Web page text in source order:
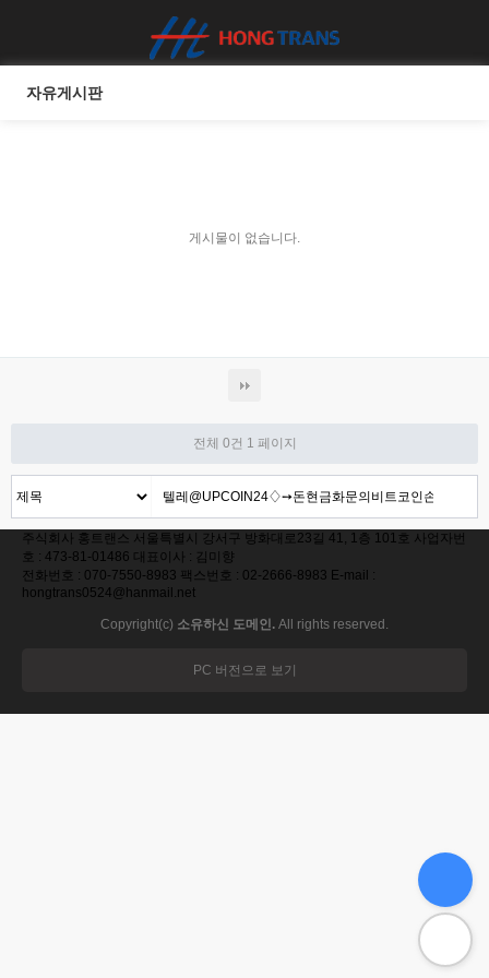
자유게시판
게시물이 없습니다.
전체 0건 1 페이지
주식회사 홍트랜스 서울특별시 강서구 방화대로23길 41, 1층 101호 사업자번
호 : 473-81-01486 대표이사 : 김미향
전화번호 : 070-7550-8983 팩스번호 : 02-2666-8983 E-mail :
hongtrans0524@hanmail.net
Copyright(c) 소유하신 도메인. All rights reserved.
PC 버전으로 보기